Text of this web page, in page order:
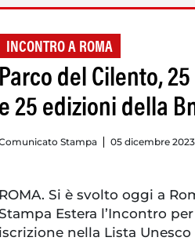
INCONTRO A ROMA
Parco del Cilento,
e 25 edizioni della
Stampa 05 dicembre 2023
ROMA. Si è svolto oggi a
Estera l’Incontro
iscrizione nella Lista Unesco